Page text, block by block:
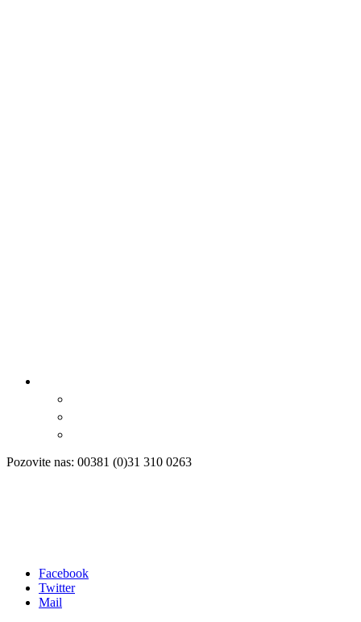
Pozovite nas: 00381 (0)31 310 0263
Facebook
Twitter
Mail